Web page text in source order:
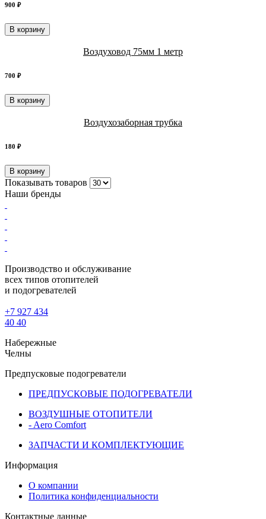
900 ₽
В корзину
Воздуховод 75мм 1 метр
700 ₽
В корзину
Воздухозаборная трубка
180 ₽
В корзину
Показывать товаров
Наши бренды
Производство и обслуживание
всех типов отопителей
и подогревателей
+7 927 434
40 40
Набережные
Челны
Предпусковые подогреватели
ПРЕДПУСКОВЫЕ ПОДОГРЕВАТЕЛИ
ВОЗДУШНЫЕ ОТОПИТЕЛИ
- Aero Comfort
ЗАПЧАСТИ И КОМПЛЕКТУЮЩИЕ
Информация
О компании
Политика конфиденциальности
Контактные данные